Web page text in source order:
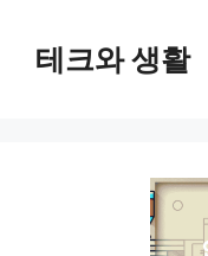
테크와 생활